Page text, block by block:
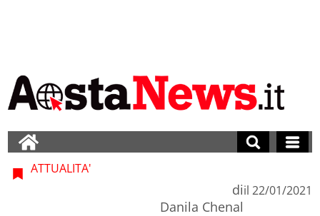
ATTUALITA'
di
Danila Chenal
il 22/01/2021